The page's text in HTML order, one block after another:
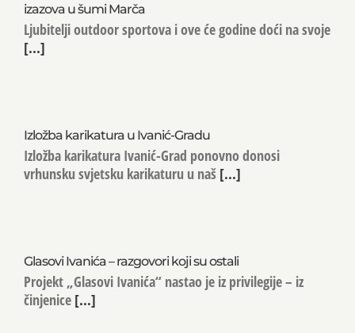
izazova u šumi Marča
Ljubitelji outdoor sportova i ove će godine doći na svoje
[...]
Izložba karikatura u Ivanić-Gradu
Izložba karikatura Ivanić-Grad ponovno donosi
vrhunsku svjetsku karikaturu u naš [...]
Glasovi Ivanića – razgovori koji su ostali
Projekt „Glasovi Ivanića“ nastao je iz privilegije – iz
činjenice [...]